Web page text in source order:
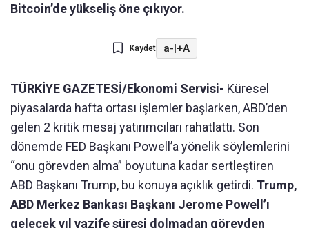
Bitcoin’de yükseliş öne çıkıyor.
Kaydet a-|+A
TÜRKİYE GAZETESİ/Ekonomi Servisi- Küresel
piyasalarda hafta ortası işlemler başlarken, ABD’den
gelen 2 kritik mesaj yatırımcıları rahatlattı. Son
dönemde FED Başkanı Powell’a yönelik söylemlerini
“onu görevden alma” boyutuna kadar sertleştiren
ABD Başkanı Trump, bu konuya açıklık getirdi. Trump,
ABD Merkez Bankası Başkanı Jerome Powell’ı
gelecek yıl vazife süresi dolmadan görevden